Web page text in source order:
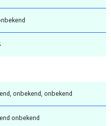
onbekend, onbekend
onbekend